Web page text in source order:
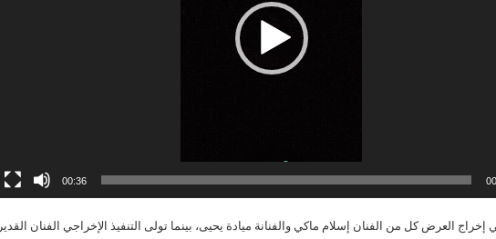
00:36
العرض كل من الفنان إسلام ماكي والفنانة ميادة يحيى، بينما تولى التنفيذ الإخراجي الفنان القدير